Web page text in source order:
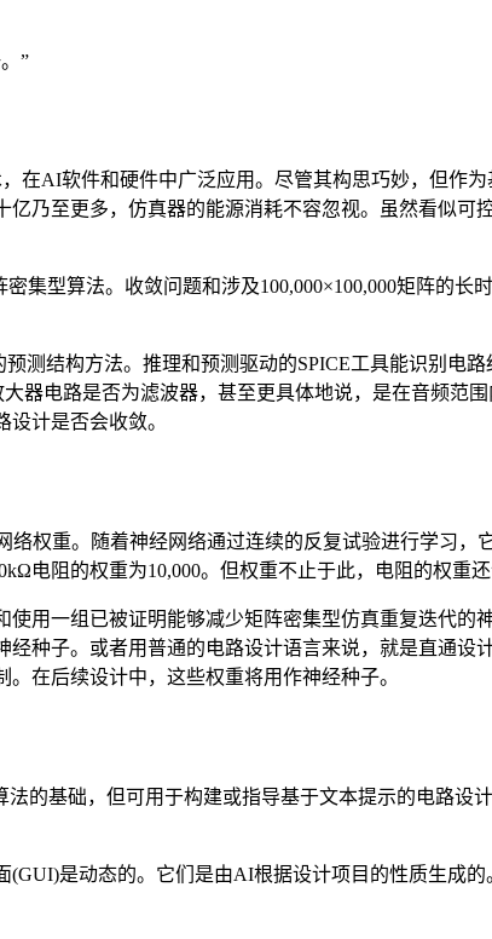
”
在AI软件和硬件中广泛应用。尽管其构思巧妙，但作
乃至更多，仿真器的能源消耗不容忽视。虽然看似
集型算法。收敛问题和涉及100,000×100,000矩阵的
测结构方法。推理和预测驱动的SPICE工具能识别
器电路是否为滤波器，甚至更具体地说，是在音频范
计是否会收敛。
络权重。随着神经网络通过连续的反复试验进行学习
电阻的权重为10,000。但权重不止于此，电阻的权重
用一组已被证明能够减少矩阵密集型仿真重复迭代
种子。或者用普通的电路设计语言来说，就是直通
在后续设计中，这些权重将用作神经种子。
的基础，但可用于构建或指导基于文本提示的电路设
是动态的。它们是由AI根据设计项目的性质生成